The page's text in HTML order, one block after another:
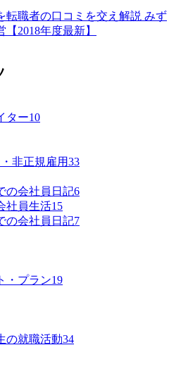
転職者の口コミを交え解説 みず
2018年度最新】
ター10
非正規雇用33
の会社員日記6
社員生活15
の会社員日記7
・プラン19
の就職活動34